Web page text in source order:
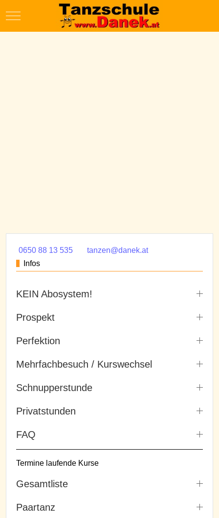
Mobile Menu Toggle
0650 88 13 535
tanzen@danek.at
Infos
KEIN Abosystem!
Prospekt
Perfektion
Mehrfachbesuch / Kurswechsel
Schnupperstunde
Privatstunden
FAQ
Termine laufende Kurse
Gesamtliste
Paartanz